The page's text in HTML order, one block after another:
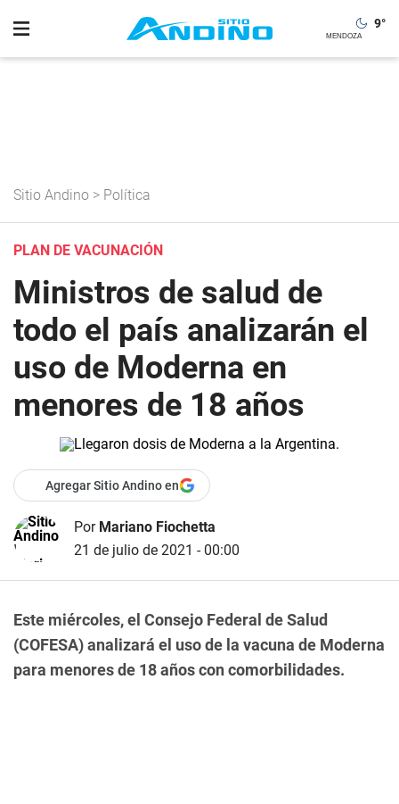
9°
Sitio Andino > Política
PLAN DE VACUNACIÓN
Ministros de salud de
todo el país analizarán el
uso de Moderna en
menores de 18 años
Agregar Sitio Andino en
Por Mariano Fiochetta
21 de julio de 2021 - 00:00
Este miércoles, el Consejo Federal de Salud
(COFESA) analizará el uso de la vacuna de Moderna
para menores de 18 años con comorbilidades.